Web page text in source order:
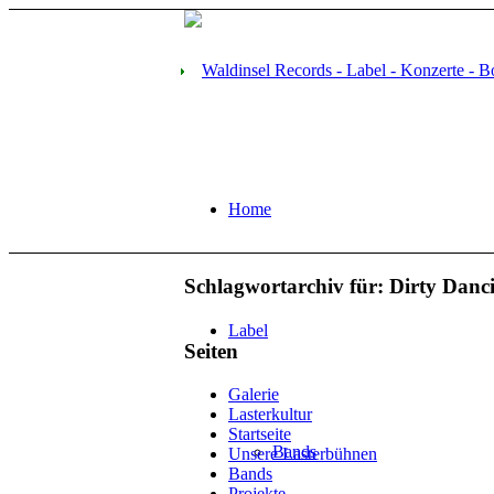
Home
Label
Bands
Schlagwortarchiv für: Dirty
Seiten
Galerie
Lasterkultur
Startseite
Unsere Lasterbühnen
Bands